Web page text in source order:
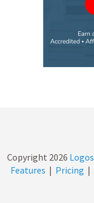
Copyright 2026 Logos
Features | Pricing |